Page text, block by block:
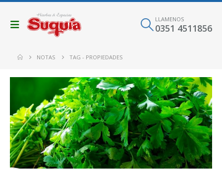
LLAMENOS
0351 4511856
NOTAS TAG - PROPIEDADES